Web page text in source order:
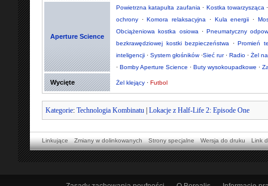
Aperture Science
Powietrzna katapulta zaufania · Kostka towarzysząca
ochrony ·Komora relaksacyjna · Kula energii ·
Obciążeniowa kostka osiowa · Pneumatyczny
bezkrawędziowej kostki bezpieczeństwa
·Promień
inteligencji · System głośników·Sieć rur· Radio · Żel
· Bomby Aperture Science · Buty wysokoupadkowe ·
Wycięte Żel klejący · Futbol
Kategorie: Technologia Kombinatu Lokacje z Half-Life 2: Episode One
Linkujące Zmiany w dolinkowanych Strony specjalne Wersja do druku Link